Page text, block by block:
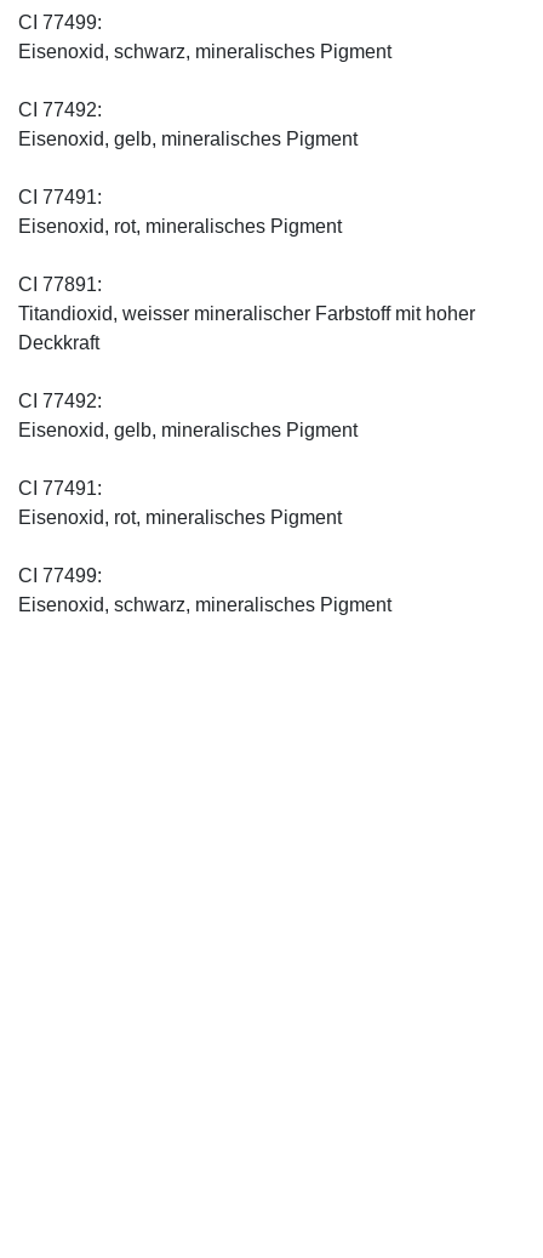
CI 77499:
Eisenoxid, schwarz, mineralisches Pigment
CI 77492:
Eisenoxid, gelb, mineralisches Pigment
CI 77491:
Eisenoxid, rot, mineralisches Pigment
CI 77891:
Titandioxid, weisser mineralischer Farbstoff mit hoher
Deckkraft
CI 77492:
Eisenoxid, gelb, mineralisches Pigment
CI 77491:
Eisenoxid, rot, mineralisches Pigment
CI 77499:
Eisenoxid, schwarz, mineralisches Pigment